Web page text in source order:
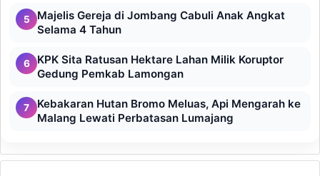
5
Majelis Gereja di Jombang Cabuli Anak Angkat
Selama 4 Tahun
6
KPK Sita Ratusan Hektare Lahan Milik Koruptor
Gedung Pemkab Lamongan
7
Kebakaran Hutan Bromo Meluas, Api Mengarah ke
Malang Lewati Perbatasan Lumajang